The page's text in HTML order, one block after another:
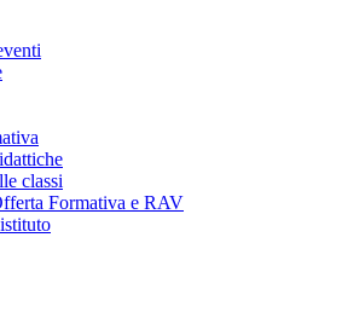
classi
Formativa e RAV